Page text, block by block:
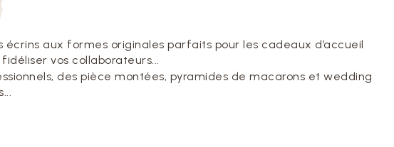
aux formes originales parfaits pour les cadeaux d’accueil
vos collaborateurs...
des pièce montées, pyramides de macarons et wedding